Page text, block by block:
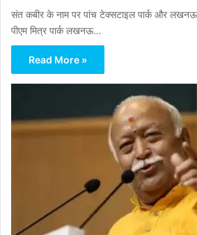
संत कबीर के नाम पर पांच टेक्सटाइल पार्क और
पीएम मित्र पार्क लखनऊ…
Read More »